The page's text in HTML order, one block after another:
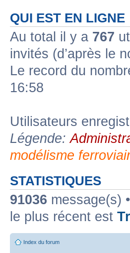
Forum non lu Forum fermé, non lu
Forum lien Sous-forum lu Sous-
QUI EST EN LIGNE
Au total il y a 767
invités (d’après le
Le record du
16:58
Utilisateurs
Légende:
modélisme
STATISTIQUES
91036 message(s) •
le plus récent est
Index du forum